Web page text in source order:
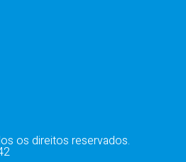
os direitos reservados.